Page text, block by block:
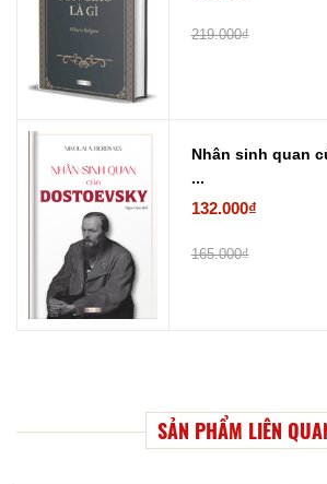
219.000₫
Nhân sinh quan
...
132.000₫
165.000₫
SẢN PHẨM LIÊN